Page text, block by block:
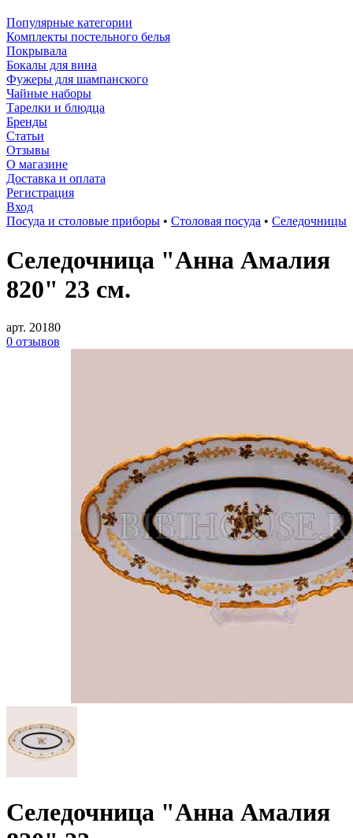
Популярные категории
Комплекты постельного белья
Покрывала
Бокалы для вина
Фужеры для шампанского
Чайные наборы
Тарелки и блюдца
Бренды
Статьи
Отзывы
О магазине
Доставка и оплата
Регистрация
Вход
Посуда и столовые приборы • Столовая посуда • Селедочницы
Селедочница "Анна Амалия
820" 23 см.
арт. 20180
0 отзывов
Селедочница "Анна Амалия